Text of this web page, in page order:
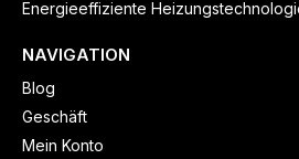
Energieeffiziente
NAVIGATION
Blog
Geschäft
Mein Konto